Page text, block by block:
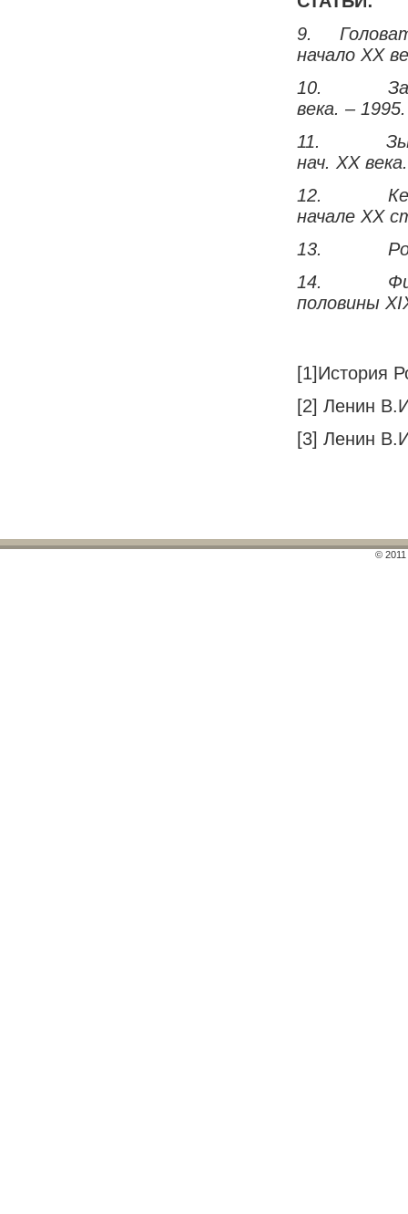
9.
начало ХХ
10.
века. –
11.
нач. ХХ
12.
начале ХХ
13.
14.
половины Х
[1]История
[2] Ленин
[3] Ленин
©